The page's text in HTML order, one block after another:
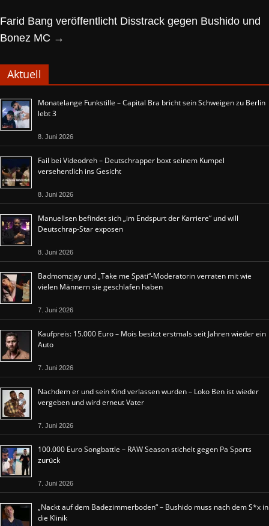
Farid Bang veröffentlicht Disstrack gegen Bushido und
Bonez MC →
Aktuell
Monatelange Funkstille – Capital Bra bricht sein Schweigen zu Berlin
lebt 3
8. Juni 2026
Fail bei Videodreh – Deutschrapper boxt seinem Kumpel
versehentlich ins Gesicht
8. Juni 2026
Manuellsen befindet sich „im Endspurt der Karriere“ und will
Deutschrap-Star exposen
8. Juni 2026
Badmomzjay und „Take me Späti“-Moderatorin verraten mit wie
vielen Männern sie geschlafen haben
7. Juni 2026
Kaufpreis: 15.000 Euro – Mois besitzt erstmals seit Jahren wieder ein
Auto
7. Juni 2026
Nachdem er und sein Kind verlassen wurden – Loko Ben ist wieder
vergeben und wird erneut Vater
7. Juni 2026
100.000 Euro Songbattle – RAW Season stichelt gegen Pa Sports
zurück
7. Juni 2026
„Nackt auf dem Badezimmerboden“ – Bushido muss nach dem S*x in
die Klinik